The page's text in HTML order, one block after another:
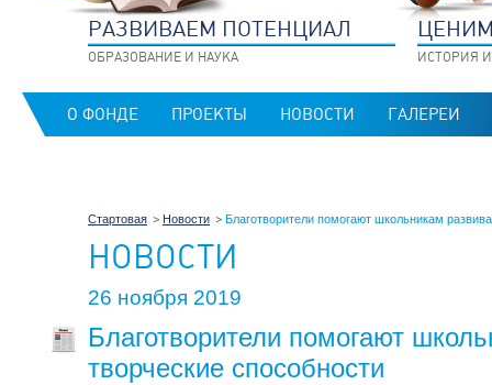
РАЗВИВАЕМ ПОТЕНЦИАЛ
ОБРАЗОВАНИЕ И НАУКА ИСТОРИЯ
О ФОНДЕ ПРОЕКТЫ НОВОСТИ ГАЛЕРЕИ
Стартовая Новости Благотворители помогают школьникам
НОВОСТИ
26 ноября 2019
Благотворители помогают
творческие способности